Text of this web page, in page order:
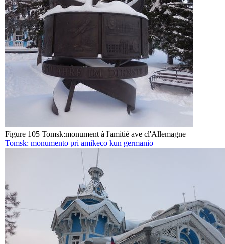
Figure 105 Tomsk:monument à l'amitié ave cl'Allemagne
Tomsk: monumento pri amikeco kun germanio